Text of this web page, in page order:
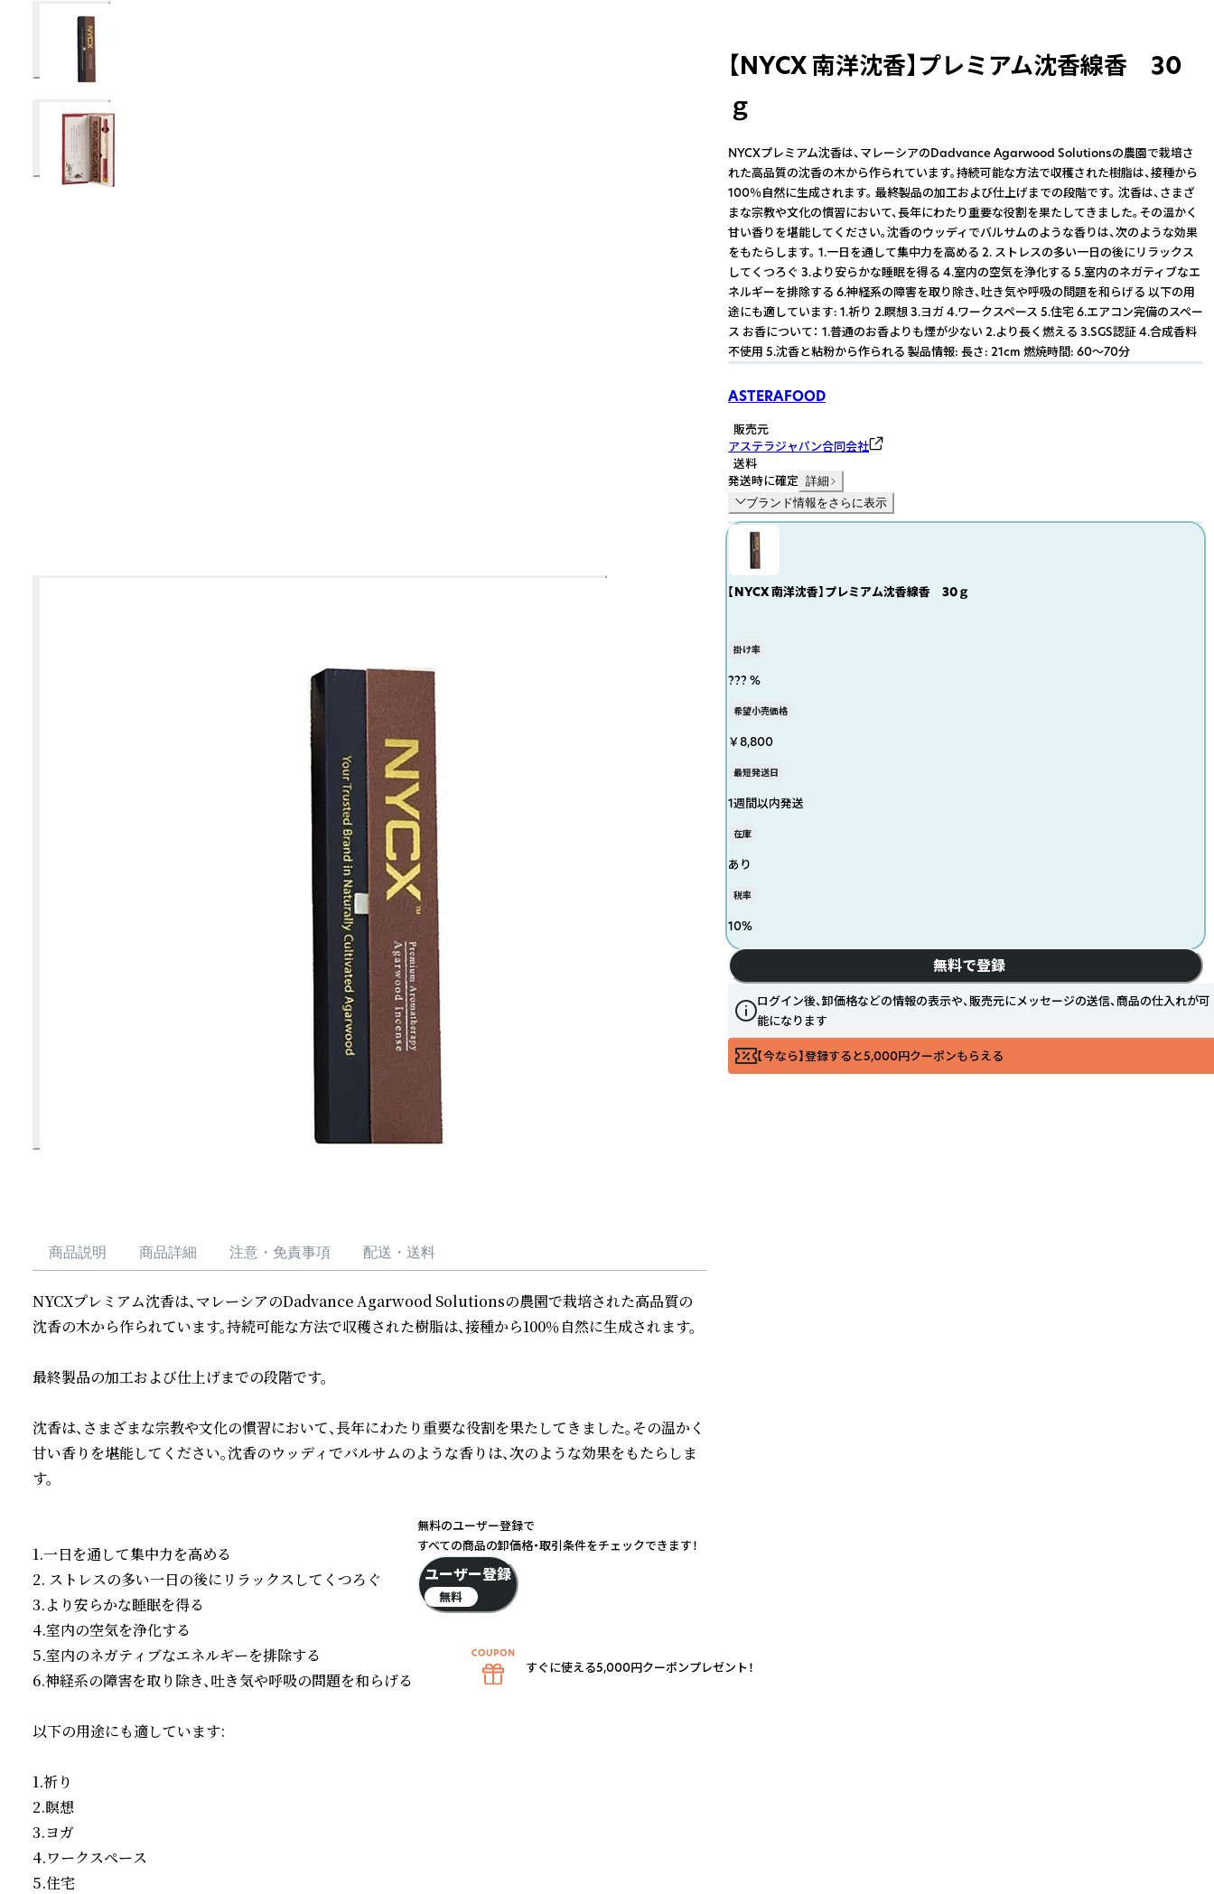
商品説明 商品詳細 注意・免責事項 配送・送料
NYCXプレミアム沈香は、マレーシアのDadvance Agarwood Solutionsの農園で栽培された高品質の
沈香の木から作られています。持続可能な方法で収穫された樹脂は、接種から100％自然に生成されます。
最終製品の加工および仕上げまでの段階です。
沈香は、さまざまな宗教や文化の慣習において、長年にわたり重要な役割を果たしてきました。その温かく
甘い香りを堪能してください。沈香のウッディでバルサムのような香りは、次のような効果をもたらしま
す。
1.一日を通して集中力を高める
2. ストレスの多い一日の後にリラックスしてくつろぐ
3.より安らかな睡眠を得る
4.室内の空気を浄化する
5.室内のネガティブなエネルギーを排除する
6.神経系の障害を取り除き、吐き気や呼吸の問題を和らげる
以下の用途にも適しています:
1.祈り
2.瞑想
3.ヨガ
4.ワークスペース
5.住宅
【NYCX 南洋沈香】プレミアム沈香線香 30
ｇ
NYCXプレミアム沈香は、マレーシアのDadvance Agarwood Solutionsの農園で栽培さ
れた高品質の沈香の木から作られています。持続可能な方法で収穫された樹脂は、接種から
100％自然に生成されます。 最終製品の加工および仕上げまでの段階です。 沈香は、さまざ
まな宗教や文化の慣習において、長年にわたり重要な役割を果たしてきました。その温かく
甘い香りを堪能してください。沈香のウッディでバルサムのような香りは、次のような効果
をもたらします。 1.一日を通して集中力を高める 2. ストレスの多い一日の後にリラックス
してくつろぐ 3.より安らかな睡眠を得る 4.室内の空気を浄化する 5.室内のネガティブなエ
ネルギーを排除する 6.神経系の障害を取り除き、吐き気や呼吸の問題を和らげる 以下の用
途にも適しています: 1.祈り 2.瞑想 3.ヨガ 4.ワークスペース 5.住宅 6.エアコン完備のスペー
ス お香について： 1.普通のお香よりも煙が少ない 2.より長く燃える 3.SGS認証 4.合成香料
不使用 5.沈香と粘粉から作られる 製品情報: 長さ: 21cm 燃焼時間: 60～70分
ASTERAFOOD
販売元
アステラジャパン合同会社
送料
発送時に確定 詳細
ブランド情報をさらに表示
【NYCX 南洋沈香】プレミアム沈香線香 30ｇ
掛け率
??? %
希望小売価格
￥8,800
最短発送日
1週間以内発送
在庫
あり
税率
10%
無料で登録
ログイン後、卸価格などの情報の表示や、販売元にメッセージの送信、商品の仕入れが可
能になります
【今なら】登録すると5,000円クーポンもらえる
無料のユーザー登録で
すべての商品の卸価格・取引条件をチェックできます！
ユーザー登録
無料
すぐに使える5,000円クーポンプレゼント！